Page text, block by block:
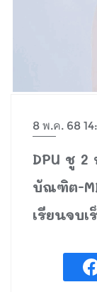
8 พ.ค. 68
DPU ชู
บัณฑิต-
เรียนจบ